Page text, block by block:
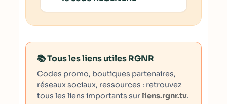
📚 Tous les liens utiles RGNR
Codes promo, boutiques partenaires,
réseaux sociaux, ressources : retrouvez
tous les liens importants surliens.rgnr.tv.